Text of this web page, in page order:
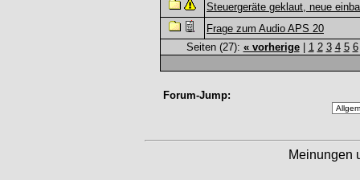
Steuergeräte geklaut, neue
Frage zum Audio APS 20
Seiten (27): « vorherige 1 2 3 4 5 6
Forum-Jump:
Meinungen